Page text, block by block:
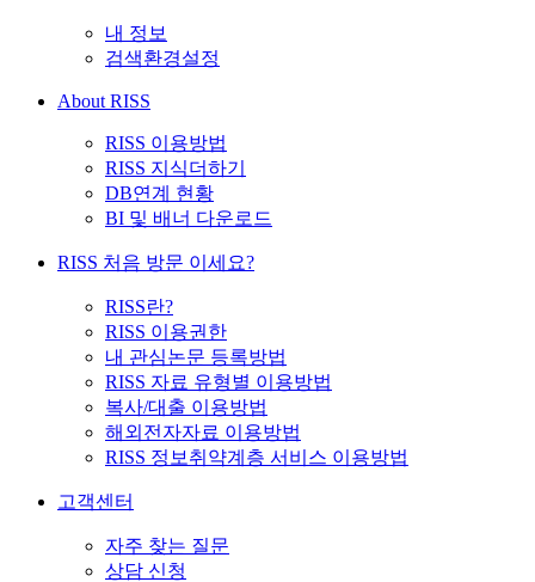
내 정보
검색환경설정
About RISS
RISS 이용방법
RISS 지식더하기
DB연계 현황
BI 및 배너 다운로드
RISS 처음 방문 이세요?
RISS란?
RISS 이용권한
내 관심논문 등록방법
RISS 자료 유형별 이용방법
복사/대출 이용방법
해외전자자료 이용방법
RISS 정보취약계층 서비스 이용방법
고객센터
자주 찾는 질문
상담 신청